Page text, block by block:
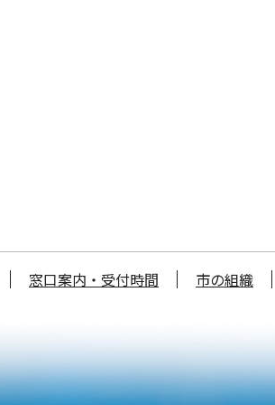
窓口案内・受付時間 市の組織